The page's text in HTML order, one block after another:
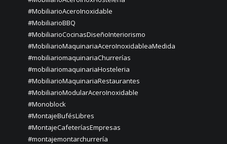
#MobiliarioAceroInoxidable
#MobiliarioBBQ
#MobiliarioCocinasDiseñoInteriorismo
#MobiliarioMaquinariaAceroInoxidableaMedida
#mobiliariomaquinariaChurrerías
#mobiliariomaquinariaHosteleria
#MobiliarioMaquinariaRestaurantes
#MobiliarioModularAceroInoxidable
#Monoblock
#MontajeBufésLibres
#MontajeCafeteríasEmpresas
#montajemontarchurrería